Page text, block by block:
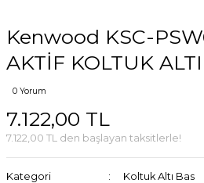
Kenwood KSC-
AKTİF KOLTUK
0 Yorum
7.122,00 TL
7.122,00 TL den başlayan taksitlerle!
Kategori
Koltuk Altı Bas